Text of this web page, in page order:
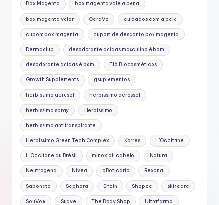
Box Magenta box magenta vale a pena
box magenta valor CeraVe cuidados com a pele
cupom box magenta cupom de desconto box magenta
Dermaclub desodorante adidas masculino é bom
desodorante adidas é bom Flô Biocosméticos
Growth Supplements gsuplementos
herbissimo aerosol herbissimo aerossol
herbissimo spray Herbíssimo
herbíssimo antitranspirante
Herbíssimo Green Tech Complex Korres L'Occitane
L’Occitane au Brésil minoxidil cabelo Natura
Neutrogena Nivea oBoticário Rexona
Sabonete Sephora Shein Shopee skincare
SouVoe Suave The Body Shop Ultrafarma